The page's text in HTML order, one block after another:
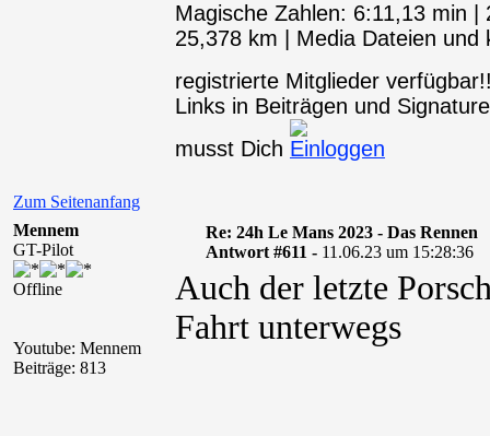
Zum Seitenanfang
Magische Zahlen: 6:11,13 min
25,378 km | Media Dateien
registrierte Mitglieder
Links in Beiträgen und
musst Dich
Mennem
GT-Pilot
Offline
Youtube: Mennem
Beiträge: 813
Re: 24h Le Mans 2023 - Das Rennen
Antwort #611 - 11.06.23 um 15:28:36
Auch der letzte
Fahrt unterwegs